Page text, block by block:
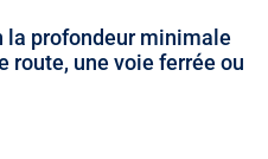
profondeur minimale
route, une voie ferrée ou